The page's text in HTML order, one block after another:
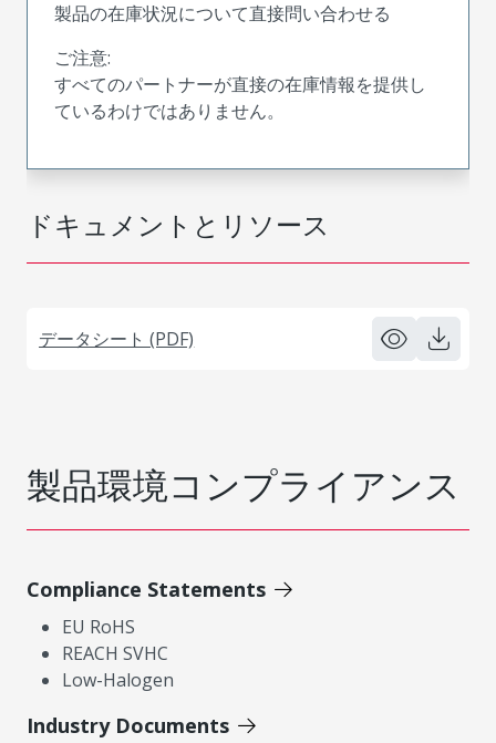
ドキュメントとリソース
データシート (PDF)
製品の在庫状況について直接問い合わせる
ご注意:
すべてのパートナーが直接の在庫情報を提供し
ているわけではありません。
製品環境コンプライアンス
Compliance Statements
EU RoHS
REACH SVHC
Low-Halogen
Industry Documents